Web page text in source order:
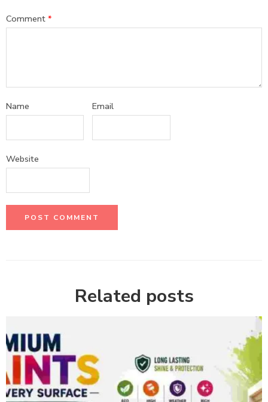
Comment *
Name Email
Website
Related posts